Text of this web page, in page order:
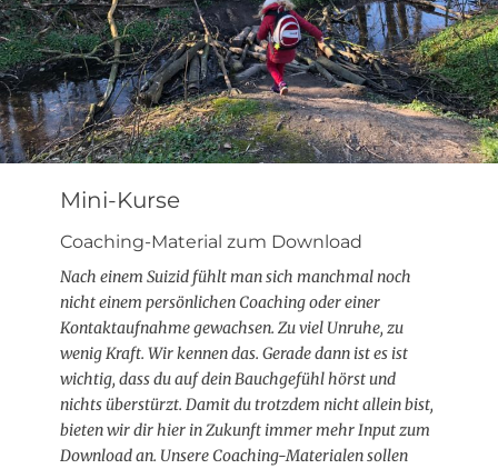
Mini-Kurse
Coaching-Material zum Download
Nach einem Suizid fühlt man sich manchmal noch
nicht einem persönlichen Coaching oder einer
Kontaktaufnahme gewachsen. Zu viel Unruhe, zu
wenig Kraft. Wir kennen das. Gerade dann ist es ist
wichtig, dass du auf dein Bauchgefühl hörst und
nichts überstürzt. Damit du trotzdem nicht allein bist,
bieten wir dir hier in Zukunft immer mehr Input zum
Download an. Unsere Coaching-Materialen sollen